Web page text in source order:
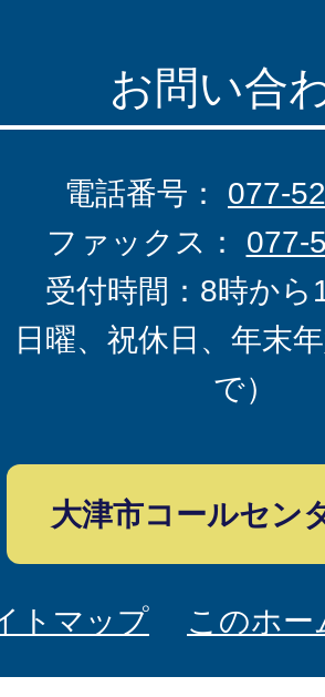
お問い合
電話番号： 077-
ファックス： 077-
受付時間：8時から
日曜、祝休日、年末
で）
大津市コールセン
トマップ このホ